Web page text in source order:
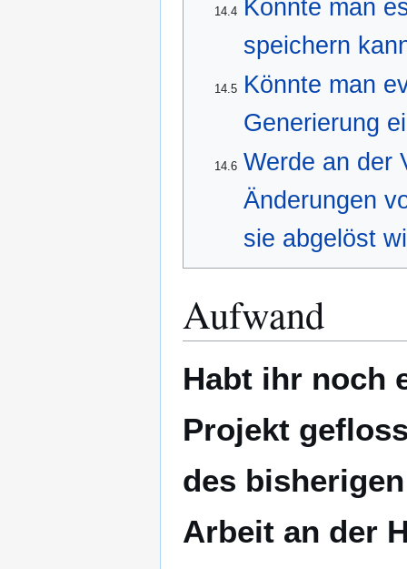
14.4
Könnte man
speichern
14.5
Könnte man
Generierung
14.6 Werde an der
Änderungen
sie abgelöst
Aufwand
Habt ihr noch
Projekt
des
Arbeit an der